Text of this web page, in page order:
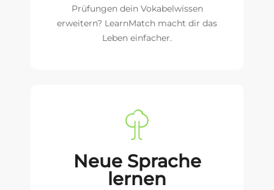
Prüfungen dein Vokabelwissen
erweitern? LearnMatch macht dir das
Leben einfacher.
Neue Sprache
lernen